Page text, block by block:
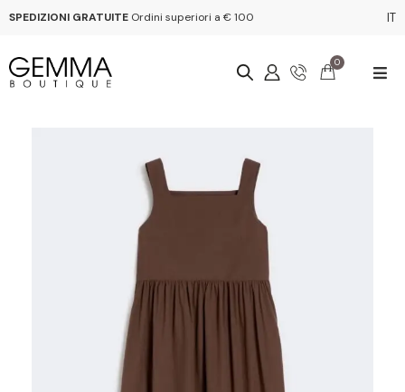
SPEDIZIONI GRATUITE Ordini superiori a € 100 IT
0